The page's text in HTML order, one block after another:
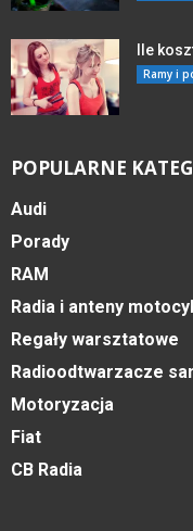
Ile
Ramy i
POPULARNE
Audi
Porady
RAM
Radia i anteny
Regały warsztatowe
Radioodtwarzacze
Motoryzacja
Fiat
CB Radia